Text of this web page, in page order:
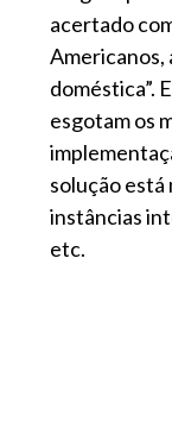
acertado
Americanos,
doméstica”.
esgotam os
solução está
instâncias
etc.